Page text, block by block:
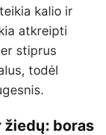
kalio ir
atkreipti
stiprus
todėl
boras